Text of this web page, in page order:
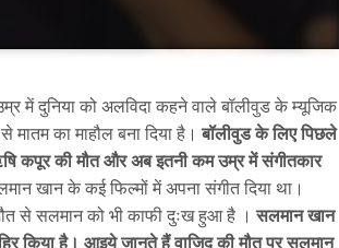
में दुनिया को अलविदा कहने वाले बॉलीवुड के म्यूजिक
मातम का माहौल बना दिया है।बॉलीवुड के लिए पिछले
कपूर की मौत और अब इतनी कम उम्र में संगीतकार
खान के कई फिल्मों में अपना संगीत दिया था।
मौत से सलमान को भी काफी दुःख हुआ है ।सलमान खान
किया है। आइये जानते हैं वाजिद की मौत पर सलमान